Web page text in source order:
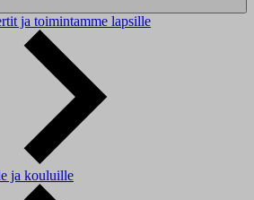
ja toimintamme lapsille
ja kouluille